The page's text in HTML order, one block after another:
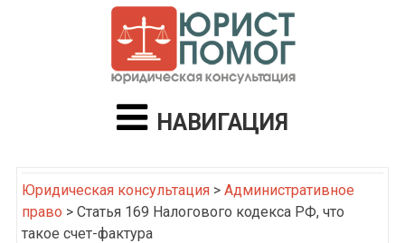
НАВИГАЦИЯ
Юридическая консультация> Административное
право > Статья 169 Налогового кодекса РФ, что
такое счет-фактура